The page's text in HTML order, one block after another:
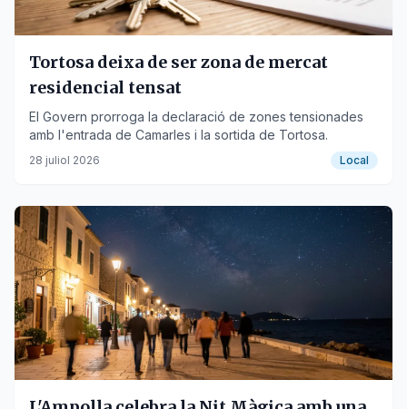
Tortosa deixa de ser zona de mercat
residencial tensat
El Govern prorroga la declaració de zones tensionades
amb l'entrada de Camarles i la sortida de Tortosa.
28 juliol 2026 Local